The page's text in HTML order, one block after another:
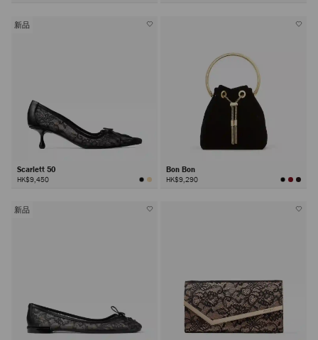
新品
Scarlett 50
HK$9,450
Bon Bon
HK$9,290
新品